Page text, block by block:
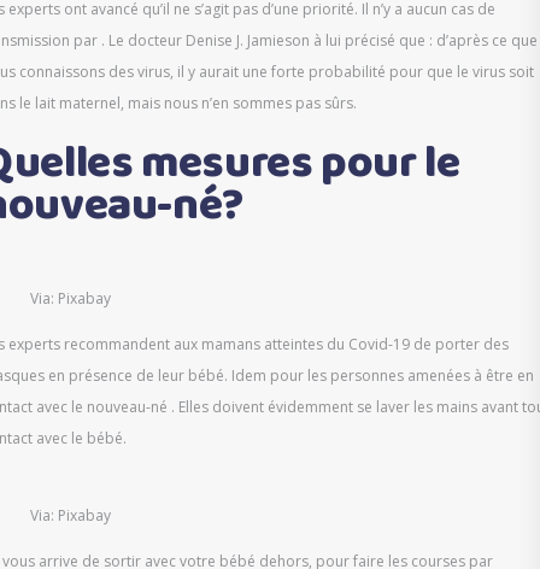
experts ont avancé qu’il ne s’agit pas d’une priorité. Il n’y a aucun cas de
par . Le docteur Denise J. Jamieson à lui précisé que : d’après ce que
connaissons des virus, il y aurait une forte probabilité pour que le virus soit
le lait maternel, mais nous n’en sommes pas sûrs.
mesures pour le
né?
Via: Pixabay
experts recommandent aux mamans atteintes du Covid-19 de porter des
en présence de leur bébé. Idem pour les personnes amenées à être en
avec le nouveau-né . Elles doivent évidemment se laver les mains avant
avec le bébé.
Via: Pixabay
vous arrive de sortir avec votre bébé dehors, pour faire les courses par